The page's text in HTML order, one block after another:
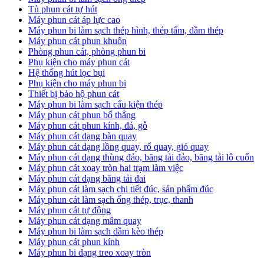
Tủ phun cát tự hút
Máy phun cát áp lực cao
Máy phun bi làm sạch thép hình, thép tấm, dầm thép
Máy phun cát phun khuôn
Phòng phun cát, phòng phun bi
Phụ kiện cho máy phun cát
Hệ thống hút lọc bụi
Phụ kiện cho máy phun bi
Thiết bị bảo hộ phun cát
Máy phun bi làm sạch cấu kiện thép
Máy phun cát phun bố thắng
Máy phun cát phun kính, đá, gỗ
Máy phun cát dạng bàn quay
Máy phun cát dạng lồng quay, rổ quay, giỏ quay
Máy phun cát dạng thùng đảo, băng tải đảo, băng tải lô cuốn
Máy phun cát xoay tròn hai trạm làm việc
Máy phun cát dạng băng tải đai
​Máy phun cát làm sạch chi tiết đúc, sản phẩm đúc
Máy phun cát làm sạch ống thép, trục, thanh
Máy phun cát tự động
​Máy phun cát dạng mâm quay
Máy phun bi làm sạch dầm kèo thép
Máy phun cát phun kính
Máy phun bi dạng treo xoay tròn